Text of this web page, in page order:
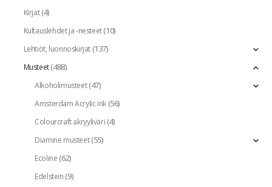
Kirjat(4)
Kultauslehdet ja -nesteet(10)
Lehtiöt, luonnoskirjat(137)
Musteet(488)
Alkoholimusteet(47)
Amsterdam Acrylic ink(56)
Colourcraft akryyliväri(4)
Diamine musteet(55)
Ecoline(62)
Edelstein(9)